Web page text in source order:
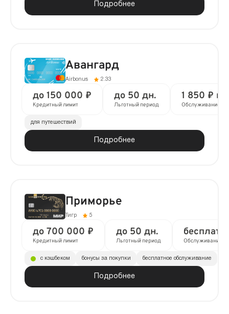
Подробнее
Авангард
Airbonus 2.33
до 150 000 ₽
Кредитный лимит
до 50 дн.
Льготный период
1 850 ₽ в
Обслуживание
Подробнее
для путешествий
Приморье
Тигр 5
до 700 000 ₽
Кредитный лимит
до 50 дн.
Льготный период Обслуживание
Подробнее
с кэшбеком бонусы за покупки бесплатное обслуживание